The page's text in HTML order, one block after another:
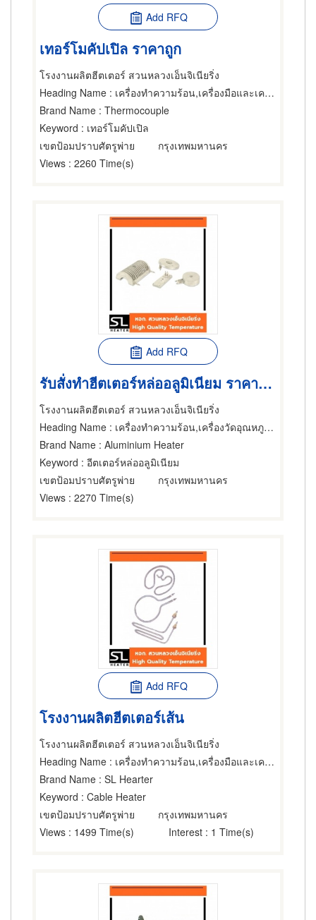
Add RFQ
เทอร์โมคัปเปิล ราคาถูก
โรงงานผลิตฮีตเตอร์ สวนหลวงเอ็นจิเนียริ่ง
Heading Name : เครื่องทำความร้อน,เครื่องมือและเครื่องวัดไฟฟ้า,เครื่องวัดอุณหภูมิ
Brand Name : Thermocouple
Keyword : เทอร์โมคัปเปิล
เขตป้อมปราบศัตรูพ่าย
กรุงเทพมหานคร
Views : 2260 Time(s)
Add RFQ
รับสั่งทำฮีตเตอร์หล่ออลูมิเนียม ราคาไม่แพง
โรงงานผลิตฮีตเตอร์ สวนหลวงเอ็นจิเนียริ่ง
Heading Name : เครื่องทำความร้อน,เครื่องวัดอุณหภูมิ,เครื่องมือและเครื่องวัดไฟฟ้า
Brand Name : Aluminium Heater
Keyword : อีตเตอร์หล่ออลูมิเนียม
เขตป้อมปราบศัตรูพ่าย
กรุงเทพมหานคร
Views : 2270 Time(s)
Add RFQ
โรงงานผลิตฮีตเตอร์เส้น
โรงงานผลิตฮีตเตอร์ สวนหลวงเอ็นจิเนียริ่ง
Heading Name : เครื่องทำความร้อน,เครื่องมือและเครื่องวัดไฟฟ้า,เครื่องวัดอุณหภูมิ
Brand Name : SL Hearter
Keyword : Cable Heater
เขตป้อมปราบศัตรูพ่าย
กรุงเทพมหานคร
Views : 1499 Time(s) Interest : 1 Time(s)